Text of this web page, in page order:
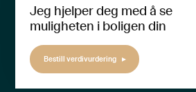
Jeg hjelper deg med å se
muligheten i boligen din
Bestill verdivurdering